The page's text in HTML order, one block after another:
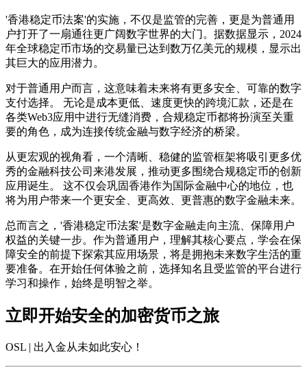
'香港稳定币法案'的实施，不仅是监管的完善，更是为普通用
户打开了一扇通往更广阔数字世界的大门。据数据显示，2024
年全球稳定币市场的交易量已达到数万亿美元的规模，显示出
其巨大的应用潜力。
对于普通用户而言，这意味着未来将有更多安全、可靠的数字
支付选择。 无论是成本更低、速度更快的跨境汇款，还是在
各类Web3应用中进行无缝消费，合规稳定币都将扮演至关重
要的角色，成为连接传统金融与数字经济的桥梁。
从更宏观的视角看，一个清晰、稳健的监管框架将吸引更多优
秀的金融科技公司来港发展，推动更多围绕合规稳定币的创新
应用诞生。 这不仅会巩固香港作为国际金融中心的地位，也
将为用户带来一个更安全、更高效、更普惠的数字金融未来。
总而言之，'香港稳定币法案'是数字金融走向主流、保障用户
权益的关键一步。作为普通用户，理解其核心要点，学会在保
障安全的前提下探索其应用场景，将是拥抱未来数字生活的重
要准备。在开始任何体验之前，选择知名且受监管的平台进行
学习和操作，始终是明智之举。
立即开始安全的加密货币之旅
OSL | 出入金从未如此安心 ！